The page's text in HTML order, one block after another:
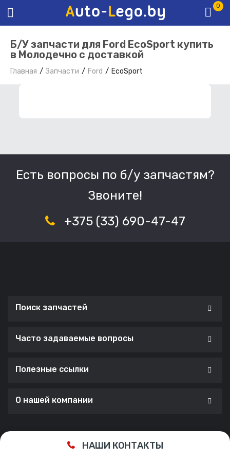
0
Б/У запчасти для Ford EcoSport купить
в Молодечно с доставкой
Главная Запчасти Ford EcoSport
Есть вопросы по б/у запчастям?
Звоните!
+375 (33) 690-47-47
Поиск запчастей
Часто задаваемые вопросы
Полезные ссылки
О нашей компании
Сделано с ❤️ вCherry Lab Agency
НАШИ КОНТАКТЫ